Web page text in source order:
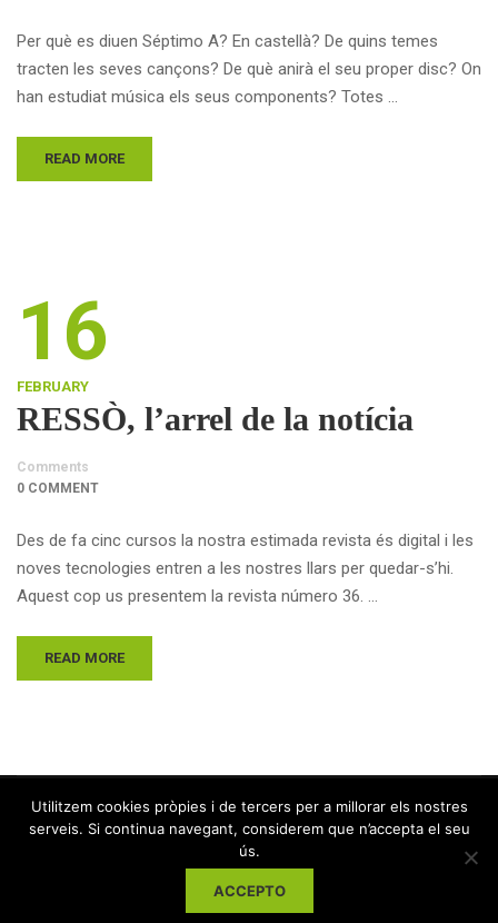
Per què es diuen Séptimo A? En castellà? De quins temes
tracten les seves cançons? De què anirà el seu proper disc? On
han estudiat música els seus components? Totes …
READ MORE
16
FEBRUARY
RESSÒ, l’arrel de la notícia
Comments
0 COMMENT
Des de fa cinc cursos la nostra estimada revista és digital i les
noves tecnologies entren a les nostres llars per quedar-s’hi.
Aquest cop us presentem la revista número 36. …
READ MORE
Utilitzem cookies pròpies i de tercers per a millorar els nostres
serveis. Si continua navegant, considerem que n’accepta el seu
ús.
ACCEPTO